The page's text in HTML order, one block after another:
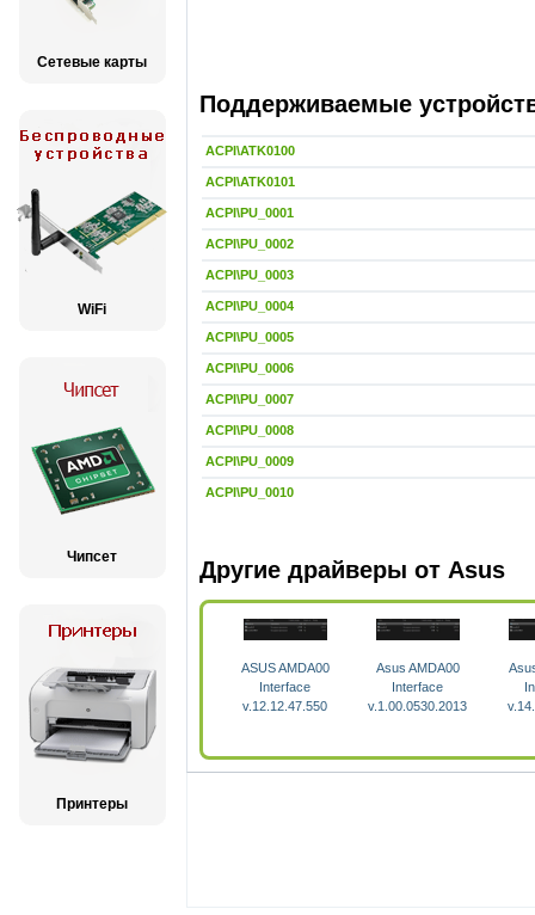
Сетевые карты
WiFi
Чипсет
Принтеры
Поддерживаемые
ACPI\ATK0100
ACPI\ATK0101
ACPI\PU_0001
ACPI\PU_0002
ACPI\PU_0003
ACPI\PU_0004
ACPI\PU_0005
ACPI\PU_0006
ACPI\PU_0007
ACPI\PU_0008
ACPI\PU_0009
ACPI\PU_0010
Другие драйверы от Asus
ASUS AMDA00
Interface
v.12.12.47.550
Asus AMDA00
Interface
v.1.00.0530.2013